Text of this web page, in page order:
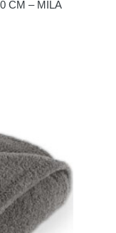
CM – MILA